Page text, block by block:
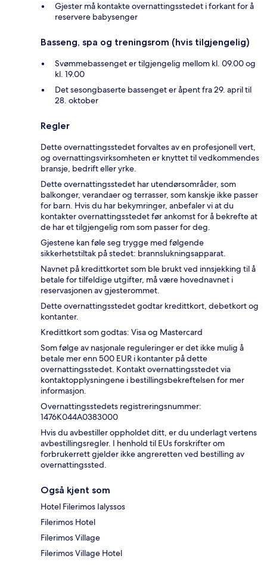
Gjester må kontakte overnattingsstedet i forkant for å
reservere babysenger
Basseng, spa og treningsrom (hvis tilgjengelig)
Svømmebassenget er tilgjengelig mellom kl. 09.00 og
kl. 19.00
Det sesongbaserte bassenget er åpent fra 29. april til
28. oktober
Regler
Dette overnattingsstedet forvaltes av en profesjonell vert,
og overnattingsvirksomheten er knyttet til vedkommendes
bransje, bedrift eller yrke.
Dette overnattingsstedet har utendørsområder, som
balkonger, verandaer og terrasser, som kanskje ikke passer
for barn. Hvis du har bekymringer, anbefaler vi at du
kontakter overnattingsstedet før ankomst for å bekrefte at
de har et tilgjengelig rom som passer for deg.
Gjestene kan føle seg trygge med følgende
sikkerhetstiltak på stedet: brannslukningsapparat.
Navnet på kredittkortet som ble brukt ved innsjekking til å
betale for tilfeldige utgifter, må være hovednavnet i
reservasjonen av gjesterommet.
Dette overnattingsstedet godtar kredittkort, debetkort og
kontanter.
Kredittkort som godtas: Visa og Mastercard
Som følge av nasjonale reguleringer er det ikke mulig å
betale mer enn 500 EUR i kontanter på dette
overnattingsstedet. Kontakt overnattingsstedet via
kontaktopplysningene i bestillingsbekreftelsen for mer
informasjon.
Overnattingsstedets registreringsnummer:
1476K044A0383000
Hvis du avbestiller oppholdet ditt, er du underlagt vertens
avbestillingsregler. I henhold til EUs forskrifter om
forbrukerrett gjelder ikke angreretten ved bestilling av
overnattingssted.
Også kjent som
Hotel Filerimos Ialyssos
Filerimos Hotel
Filerimos Village
Filerimos Village Hotel